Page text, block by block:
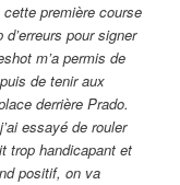
première course
pour signer
m’a permis de
de tenir aux
derrière Prado.
essayé de rouler
trop handicapant et
positif, on va